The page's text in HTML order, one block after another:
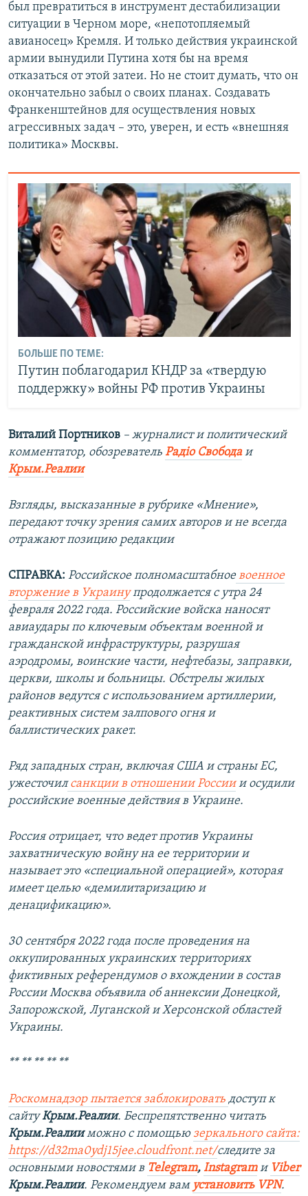
был превратиться в инструмент дестабилизации
ситуации в Черном море, «непотопляемый
авианосец» Кремля. И только действия украинской
армии вынудили Путина хотя бы на время
отказаться от этой затеи. Но не стоит думать, что он
окончательно забыл о своих планах. Создавать
Франкенштейнов для осуществления новых
агрессивных задач – это, уверен, и есть «внешняя
политика» Москвы.
БОЛЬШЕ ПО ТЕМЕ:
Путин поблагодарил КНДР за «твердую
поддержку» войны РФ против Украины
Виталий Портников – журналист и политический
комментатор, обозреватель Радіо Свободаи
Крым.Реалии
Взгляды, высказанные в рубрике «Мнение»,
передают точку зрения самих авторов и не всегда
отражают позицию редакции
СПРАВКА: Российское полномасштабноевоенное
вторжение в Украинупродолжается с утра 24
февраля 2022 года. Российские войска наносят
авиаудары по ключевым объектам военной и
гражданской инфраструктуры, разрушая
аэродромы, воинские части, нефтебазы, заправки,
церкви, школы и больницы. Обстрелы жилых
районов ведутся с использованием артиллерии,
реактивных систем залпового огня и
баллистических ракет.
Ряд западных стран, включая США и страны ЕС,
ужесточилсанкции в отношении Россиии осудили
российские военные действия в Украине.
Россия отрицает, что ведет против Украины
захватническую войну на ее территории и
называет это «специальной операцией», которая
имеет целью «демилитаризацию и
денацификацию».
30 сентября 2022 года после проведения на
оккупированных украинских территориях
фиктивных референдумов о вхождении в состав
России Москва объявила об аннексии Донецкой,
Запорожской, Луганской и Херсонской областей
Украины.
** ** ** ** **
Роскомнадзор пытается заблокировать доступ к
сайтуКрым.Реалии. Беспрепятственно читать
Крым.Реалииможно с помощью зеркального сайта:
https://d32ma0ydj15jee.cloudfront.net/следите за
основными новостями в Telegram, Instagramи Viber
Крым.Реалии. Рекомендуем вам установить VPN.